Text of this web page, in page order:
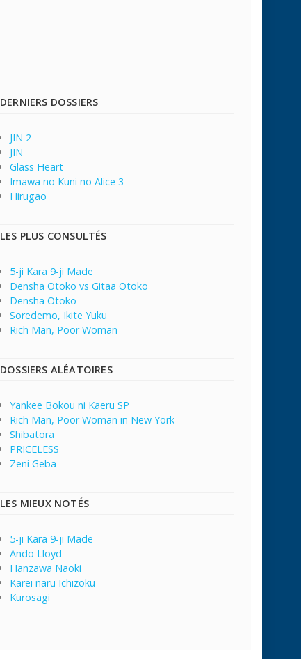
DERNIERS DOSSIERS
JIN 2
JIN
Glass Heart
Imawa no Kuni no Alice 3
Hirugao
LES PLUS CONSULTÉS
5-ji Kara 9-ji Made
Densha Otoko vs Gitaa Otoko
Densha Otoko
Soredemo, Ikite Yuku
Rich Man, Poor Woman
DOSSIERS ALÉATOIRES
Yankee Bokou ni Kaeru SP
Rich Man, Poor Woman in New York
Shibatora
PRICELESS
Zeni Geba
LES MIEUX NOTÉS
5-ji Kara 9-ji Made
Ando Lloyd
Hanzawa Naoki
Karei naru Ichizoku
Kurosagi